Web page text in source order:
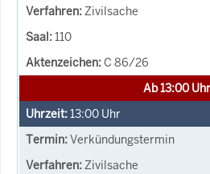
Zivilsache
110
C 86/26
Ab 13:00 Uhr
13:00 Uhr
Verkündungstermin
Zivilsache